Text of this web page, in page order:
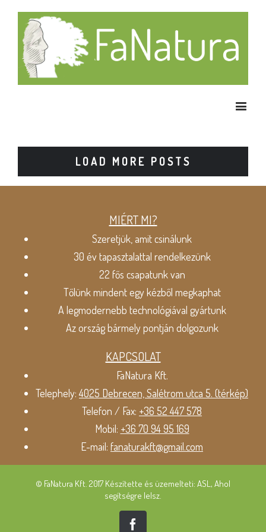
LOAD MORE POSTS
MIÉRT MI?
Szeretjük, amit csinálunk
30 év tapasztalattal rendelkezünk
22 fős csapatunk van
Tőlünk mindent egy kézből megkaphat
A legmodernebb technológiával gyártunk
Az ország bármely pontján dolgozunk
KAPCSOLAT
FaNatura Kft.
Telephely:4025 Debrecen, Salétrom utca 5. (térkép)
Telefon / Fax: +36 52 447 578
Mobil: +36 70 94 95 169
E-mail: fanaturakft@gmail.com
© FaNatura Kft. 2017 Készítette és üzemelteti: ASL, Ahol
segítségre lelsz.